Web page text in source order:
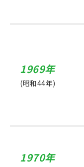
1969年
(昭和44年)
1970年